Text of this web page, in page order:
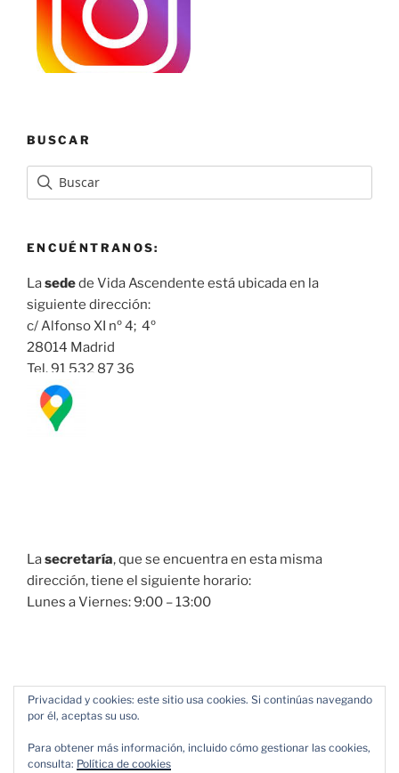
BUSCAR
ENCUÉNTRANOS:
Lasedede Vida Ascendente está ubicada en la
siguiente dirección:
c/ Alfonso XI nº 4; 4º
28014 Madrid
Tel. 91 532 87 36
Lasecretaría, que se encuentra en esta misma
dirección, tiene el siguiente horario:
Lunes a Viernes: 9:00 – 13:00
Privacidad y cookies: este sitio usa cookies. Si continúas navegando
por él, aceptas su uso.
Para obtener más información, incluido cómo gestionar las cookies,
consulta: Política de cookies